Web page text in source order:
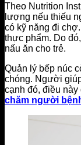
Theo Nutrition
lượng nếu thiếu
có kỹ năng đi
thực phẩm. Do đó,
nấu ăn cho trẻ.
Quản lý bếp núc
chóng. Người
cạnh đó, điều này
chăm người